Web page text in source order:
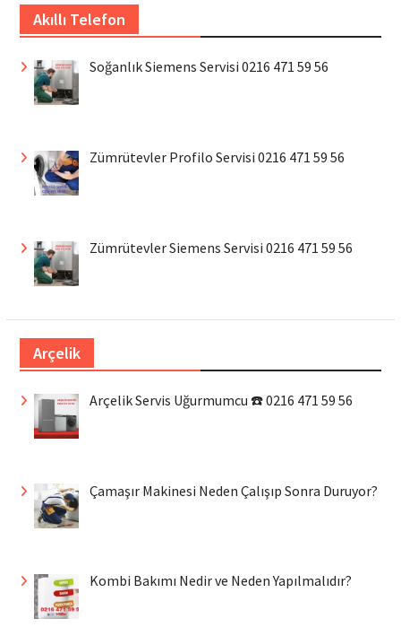
Akıllı Telefon
Soğanlık Siemens Servisi 0216 471 59 56
Zümrütevler Profilo Servisi 0216 471 59 56
Zümrütevler Siemens Servisi 0216 471 59 56
Arçelik
Arçelik Servis Uğurmumcu ☎️ 0216 471 59 56
Çamaşır Makinesi Neden Çalışıp Sonra Duruyor?
Kombi Bakımı Nedir ve Neden Yapılmalıdır?